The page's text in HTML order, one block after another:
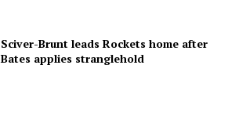
Sciver-Brunt leads Rockets home after
Bates applies stranglehold